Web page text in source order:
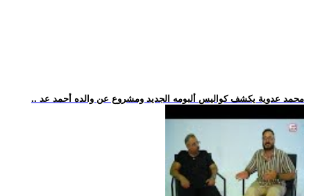
.. محمد عدوية يكشف كواليس ألبومه الجديد ومشروع عن والده أحمد عد